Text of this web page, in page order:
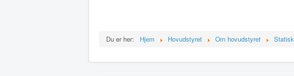
Du er her: Hjem Hovudstyret Om hovudstyret Statisk